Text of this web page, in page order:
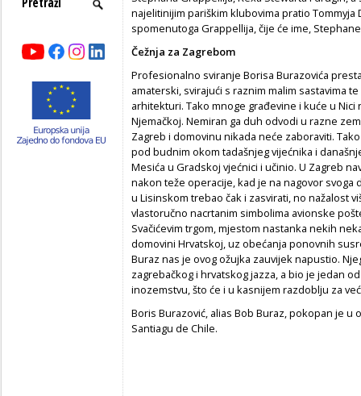
najelitinijim pariškim klubovima pratio Tommyja
spomenutoga Grappellija, čije će ime,
Čežnja za Zagrebom
Profesionalno sviranje Borisa Burazovića
amaterski, svirajući s raznim malim sastavima
arhitekturi. Tako mnoge građevine i kuće u
Njemačkoj. Nemiran ga duh odvodi u razne
Zagreb i domovinu nikada neće zaboraviti.
pod budnim okom tadašnjeg vijećnika i
Mesića u Gradskoj vjećnici i učinio. U Zagreb
nakon teže operacije, kad je na nagovor svoga
u Lisinskom trebao čak i zasvirati, no nažalost
vlastoručno nacrtanim simbolima avionske
Svačićevim trgom, mjestom nastanka nekih
domovini Hrvatskoj, uz obećanja ponovnih
Buraz nas je ovog ožujka zauvijek napustio.
zagrebačkog i hrvatskog jazza, a bio je jedan
inozemstvu, što će i u kasnijem razdoblju za
Boris Burazović, alias Bob Buraz, pokopan je
Santiagu de Chile.